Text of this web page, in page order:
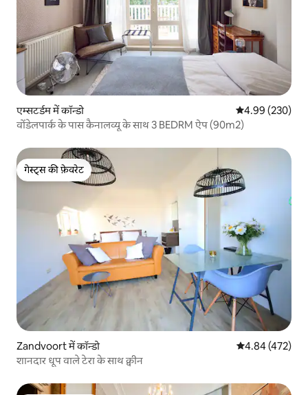
एम्सटर्डम में कॉन्डो औसत रेटिंग 5 में से
4.99 (230)
वोंडेलपार्क के पास कैनालव्यू के साथ 3 BEDRM ऐप (90m2)
गेस्ट्स की फ़ेवरेट
गेस्ट्स की फ़ेवरेट
Zandvoort में कॉन्डो औसत रेटिंग 5 में से
4.84 (472)
शानदार धूप वाले टेरा के साथ क्वीन